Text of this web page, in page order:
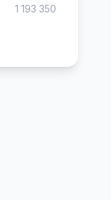
1 193 350